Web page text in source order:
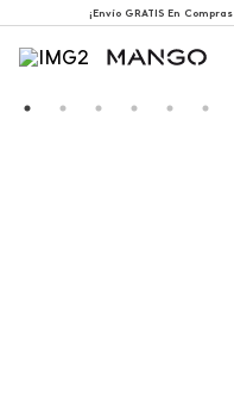
¡Envío GRATIS En